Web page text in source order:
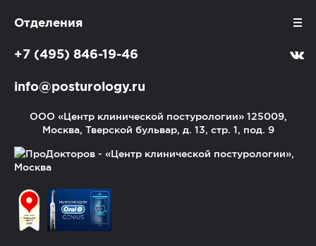
ООО «Центр клинической постурологии» 125009,
Москва, Тверской бульвар, д. 13, стр. 1, под. 9
Отделения
+7 (495) 846-19-46
info@posturology.ru